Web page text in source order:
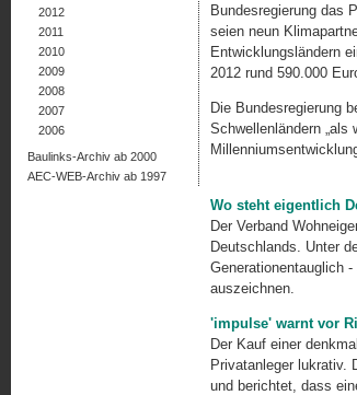
Bundesregierung das
seien neun
Entwicklungsländern
2012 rund 590.000
Die Bundesregierung
Schwellenländern „als
Wo steht eigentlich
Der Verband
Deutschlands. Unter
Generationentauglich
auszeichnen.
'impulse' warnt vor
Der Kauf einer
Privatanleger lukrativ.
und berichtet, dass
2012
2011
2010
2009
2008
2007
2006
Baulinks-Archiv ab 2000
AEC-WEB-Archiv ab 1997